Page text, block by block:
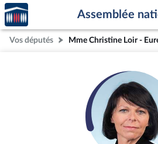
Aller au contenu
Aller en bas de la page
Accèder
à la
page
d'accueil
Assemblée
Vos députés